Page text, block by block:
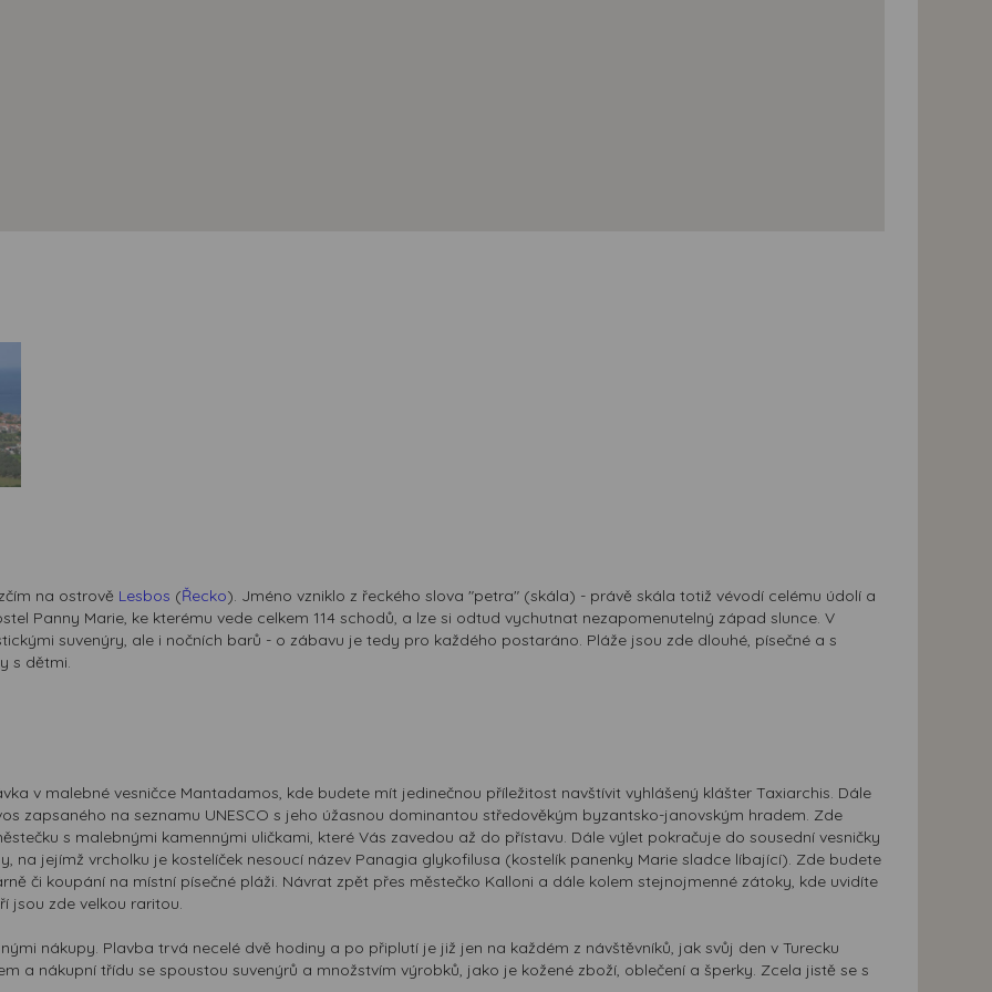
na ostrově Lesbos (Řecko). Jméno vzniklo z řeckého slova "petra" (skála) - právě skála totiž vévodí celému údolí a
Panny Marie, ke kterému vede celkem 114 schodů, a lze si odtud vychutnat nezapomenutelný západ slunce. V
suvenýry, ale i nočních barů - o zábavu je tedy pro každého postaráno. Pláže jsou zde dlouhé, písečné a s
s dětmi.
v malebné vesničce Mantadamos, kde budete mít jedinečnou příležitost navštívit vyhlášený klášter Taxiarchis. Dále
zapsaného na seznamu UNESCO s jeho úžasnou dominantou středověkým byzantsko-janovským hradem. Zde
s malebnými kamennými uličkami, které Vás zavedou až do přístavu. Dále výlet pokračuje do sousední vesničky
na jejímž vrcholku je kostelíček nesoucí název Panagia glykofilusa (kostelík panenky Marie sladce líbající). Zde budete
či koupání na místní písečné pláži. Návrat zpět přes městečko Kalloni a dále kolem stejnojmenné zátoky, kde uvidíte
jsou zde velkou raritou.
nákupy. Plavba trvá necelé dvě hodiny a po připlutí je již jen na každém z návštěvníků, jak svůj den v Turecku
a nákupní třídu se spoustou suvenýrů a množstvím výrobků, jako je kožené zboží, oblečení a šperky. Zcela jistě se s